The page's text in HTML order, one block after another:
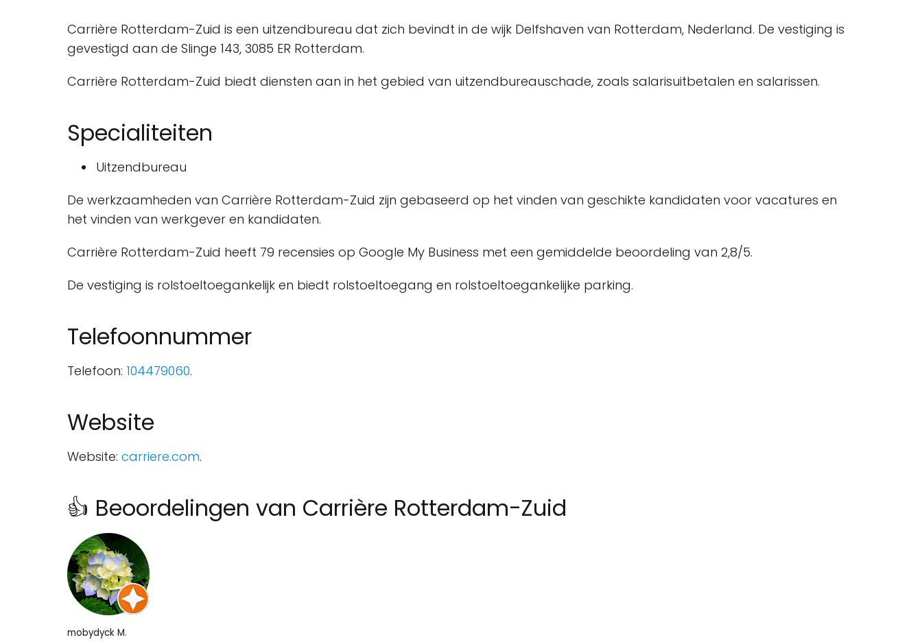
Carrière Rotterdam-Zuid is een uitzendbureau dat zich bevindt in de wijk Delfshaven van Rotterdam, Nederland. De vestiging is
gevestigd aan de Slinge 143, 3085 ER Rotterdam.
Carrière Rotterdam-Zuid biedt diensten aan in het gebied van uitzendbureauschade, zoals salarisuitbetalen en salarissen.
Specialiteiten
Uitzendbureau
De werkzaamheden van Carrière Rotterdam-Zuid zijn gebaseerd op het vinden van geschikte kandidaten voor vacatures en
het vinden van werkgever en kandidaten.
Carrière Rotterdam-Zuid heeft 79 recensies op Google My Business met een gemiddelde beoordeling van 2,8/5.
De vestiging is rolstoeltoegankelijk en biedt rolstoeltoegang en rolstoeltoegankelijke parking.
Telefoonnummer
Telefoon: 104479060.
Website
Website: carriere.com.
👍 Beoordelingen van Carrière Rotterdam-Zuid
mobydyck M.